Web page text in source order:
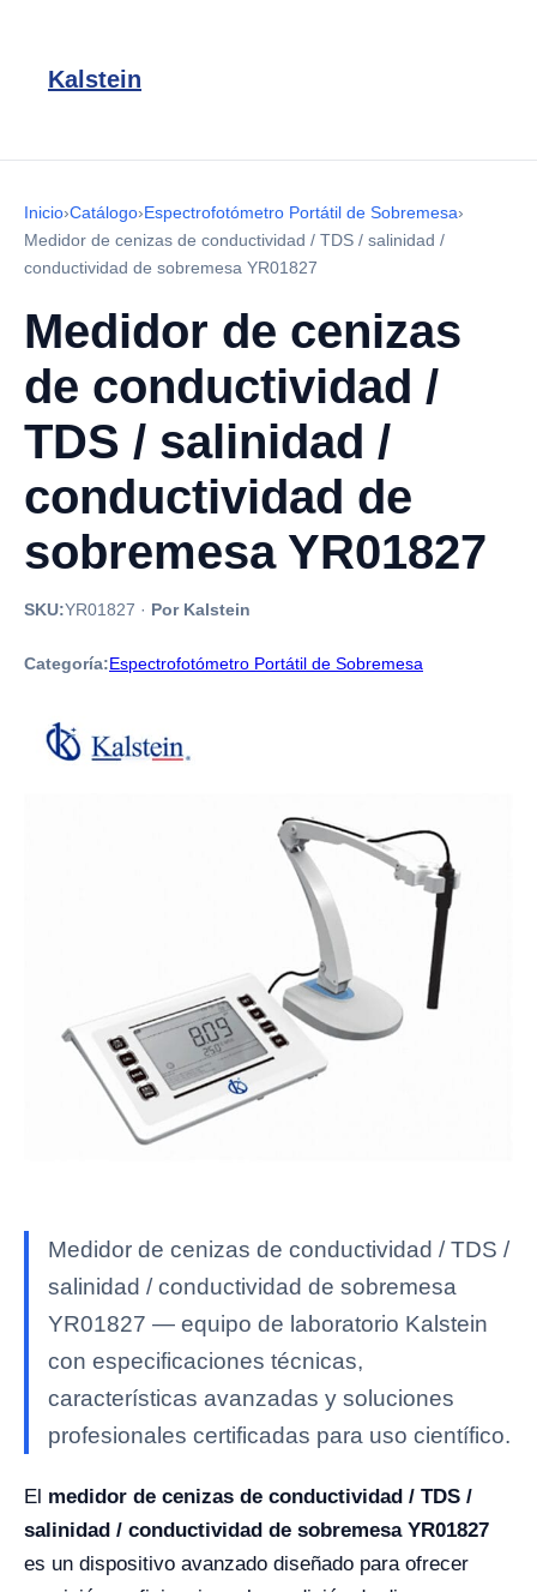
Kalstein
Inicio›Catálogo›Espectrofotómetro Portátil de Sobremesa›
Medidor de cenizas de conductividad / TDS / salinidad /
conductividad de sobremesa YR01827
Medidor de cenizas
de conductividad /
TDS / salinidad /
conductividad de
sobremesa YR01827
SKU:YR01827 · Por Kalstein
Categoría:Espectrofotómetro Portátil de Sobremesa
Medidor de cenizas de conductividad / TDS /
salinidad / conductividad de sobremesa
YR01827 — equipo de laboratorio Kalstein
con especificaciones técnicas,
características avanzadas y soluciones
profesionales certificadas para uso científico.
El medidor de cenizas de conductividad / TDS /
salinidad / conductividad de sobremesa YR01827
es un dispositivo avanzado diseñado para ofrecer